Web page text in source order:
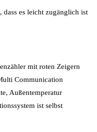
dass es leicht zugänglich ist
mit roten Zeigern
Communication
Außentemperatur
ist selbst